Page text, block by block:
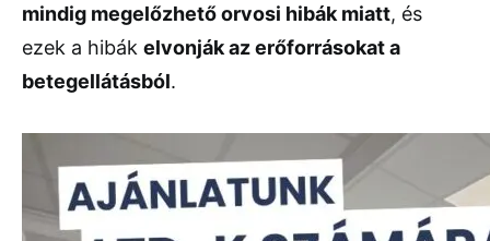
mindig megelőzhetőorvosi hibák miatt, és
ezek a hibák elvonjákazerőforrásokata
betegellátásból.